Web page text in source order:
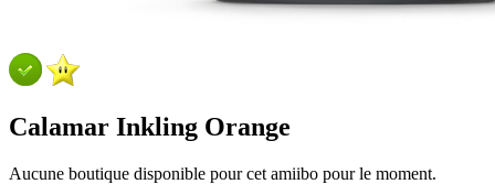
Calamar Inkling Orange
Aucune boutique disponible pour cet amiibo pour le moment.